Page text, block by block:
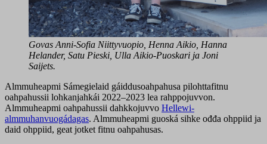
Govas Anni-Sofia Niittyvuopio, Henna Aikio, Hanna
Helander, Satu Pieski, Ulla Aikio-Puoskari ja Joni
Saijets.
Almmuheapmi Sámegielaid gáiddusoahpahusa pilohttafitnu
oahpahussii lohkanjahkái 2022–2023 lea rahppojuvvon.
Almmuheapmi oahpahussii dahkkojuvvo Hellewi-
almmuhanvuogádagas. Almmuheapmi guoská sihke ođđa ohppiid ja
daid ohppiid, geat jotket fitnu oahpahusas.